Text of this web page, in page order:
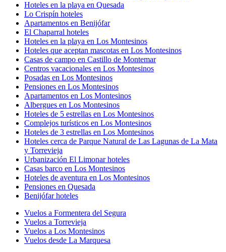
Hoteles en la playa en Quesada
Lo Crispín hoteles
Apartamentos en Benijófar
El Chaparral hoteles
Hoteles en la playa en Los Montesinos
Hoteles que aceptan mascotas en Los Montesinos
Casas de campo en Castillo de Montemar
Centros vacacionales en Los Montesinos
Posadas en Los Montesinos
Pensiones en Los Montesinos
Apartamentos en Los Montesinos
Albergues en Los Montesinos
Hoteles de 5 estrellas en Los Montesinos
Complejos turísticos en Los Montesinos
Hoteles de 3 estrellas en Los Montesinos
Hoteles cerca de Parque Natural de Las Lagunas de La Mata
y Torrevieja
Urbanización El Limonar hoteles
Casas barco en Los Montesinos
Hoteles de aventura en Los Montesinos
Pensiones en Quesada
Benijófar hoteles
Vuelos a Formentera del Segura
Vuelos a Torrevieja
Vuelos a Los Montesinos
Vuelos desde La Marquesa